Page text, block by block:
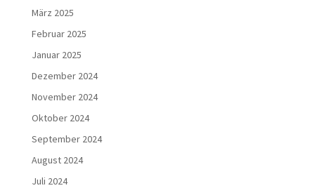
März 2025
Februar 2025
Januar 2025
Dezember 2024
November 2024
Oktober 2024
September 2024
August 2024
Juli 2024